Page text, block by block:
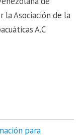
la Asociación de la
A.C
para